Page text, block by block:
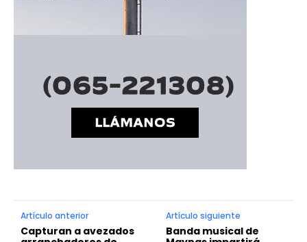
Artículo anterior
Capturan a avezados
Artículo siguiente
Banda musical de